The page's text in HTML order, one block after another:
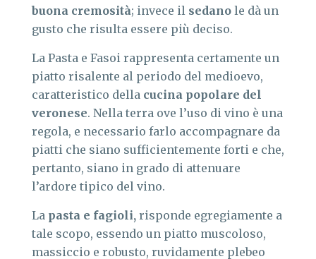
buona cremosità; invece il sedano le dà un
gusto che risulta essere più deciso.
La Pasta e Fasoi rappresenta certamente un
piatto risalente al periodo del medioevo,
caratteristico della cucina popolare del
veronese. Nella terra ove l’uso di vino è una
regola, e necessario farlo accompagnare da
piatti che siano sufficientemente forti e che,
pertanto, siano in grado di attenuare
l’ardore tipico del vino.
La pasta e fagioli, risponde egregiamente a
tale scopo, essendo un piatto muscoloso,
massiccio e robusto, ruvidamente plebeo